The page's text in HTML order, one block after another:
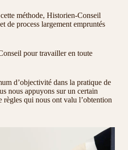
méthode, Historien-Conseil
de process largement empruntés
pour travailler en toute
d’objectivité dans la pratique de
nous appuyons sur un certain
règles qui nous ont valu l’obtention